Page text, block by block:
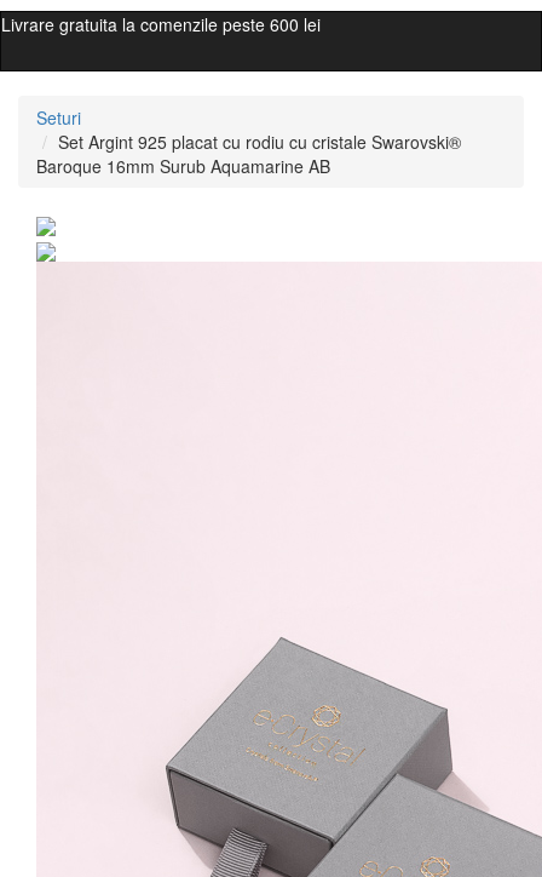
Livrare gratuita la comenzile peste 600 lei
Seturi
Set Argint 925 placat cu rodiu cu cristale Swarovski®
Baroque 16mm Surub Aquamarine AB
rodiu cu cristale
Swarovski® Baroque
16mm Surub
Aquamarine AB